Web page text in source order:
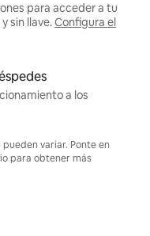
para acceder a tu
sin llave.Configura el
a los
variar. Ponte en
para obtener más